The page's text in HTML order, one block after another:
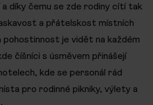
díky čemu se zde rodiny cítí tak
a přátelskost místních
je vidět na každém
číšníci s úsměvem přinášejí
kde se personál rád
pro rodinné pikniky, výlety a